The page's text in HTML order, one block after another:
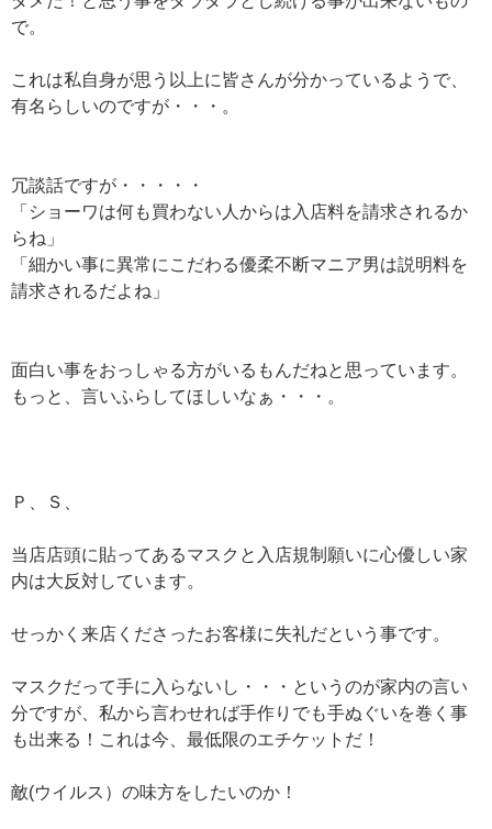
で。
これは私自身が思う以上に皆さんが分かっているようで、
有名らしいのですが・・・。
冗談話ですが・・・・・
「ショーワは何も買わない人からは入店料を請求されるか
らね」
「細かい事に異常にこだわる優柔不断マニア男は説明料を
請求されるだよね」
面白い事をおっしゃる方がいるもんだねと思っています。
もっと、言いふらしてほしいなぁ・・・。
Ｐ、Ｓ、
当店店頭に貼ってあるマスクと入店規制願いに心優しい家
内は大反対しています。
せっかく来店くださったお客様に失礼だという事です。
マスクだって手に入らないし・・・というのが家内の言い
分ですが、私から言わせれば手作りでも手ぬぐいを巻く事
も出来る！これは今、最低限のエチケットだ！
敵(ウイルス）の味方をしたいのか！